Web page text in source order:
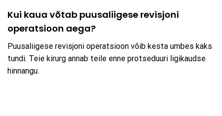
Kui kaua võtab puusaliigese revisjoni
operatsioon aega?
Puusaliigese revisjoni operatsioon võib kesta umbes kaks
tundi. Teie kirurg annab teile enne protseduuri ligikaudse
hinnangu.